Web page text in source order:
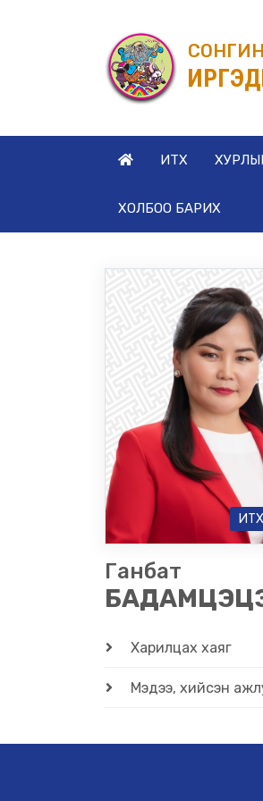
ИТХ
ХОЛБОО БАРИХ
ИТХ-
Ганбат
Харилцах хаяг
Мэдээ, хийсэн